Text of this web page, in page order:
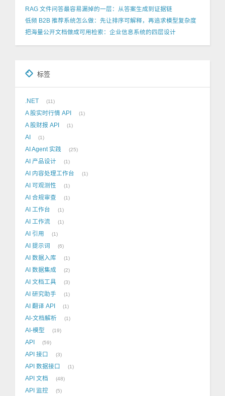
RAG 文件问答最容易漏掉的一层：从答案生成到证据链
低频 B2B 推荐系统怎么做：先让排序可解释，再追求模型复杂度
把海量公开文档做成可用检索：企业信息系统的四层设计
标签
.NET 11
A 股实时行情 API 1
A 股财报 API 1
AI 1
AI Agent 实践 25
AI 产品设计 1
AI 内容处理工作台 1
AI 可观测性 1
AI 合规审查 1
AI 工作台 1
AI 工作流 1
AI 引用 1
AI 提示词 6
AI 数据入库 1
AI 数据集成 2
AI 文档工具 3
AI 研究助手 1
AI 翻译 API 1
AI-文档解析 1
AI-模型 19
API 59
API 接口 3
API 数据接口 1
API 文档 48
API 监控 5